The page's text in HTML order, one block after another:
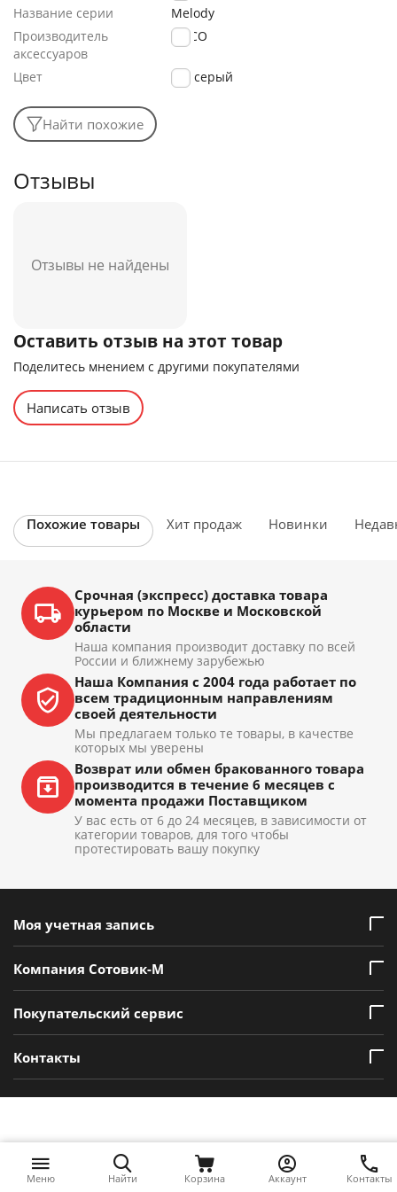
Название серии
Melody
Производитель
аксессуаров
HOCO
Цвет серый
Найти похожие
Отзывы
Отзывы не найдены
Оставить отзыв на этот товар
Поделитесь мнением с другими покупателями
Написать отзыв
Похожие товары Хит продаж Новинки
Срочная (экспресс) доставка товара
курьером по Москве и Московской
области
Наша компания производит доставку по всей
России и ближнему зарубежью
Наша Компания с 2004 года работает по
всем традиционным направлениям
своей деятельности
Мы предлагаем только те товары, в качестве
которых мы уверены
Возврат или обмен бракованного товара
производится в течение 6 месяцев с
момента продажи Поставщиком
У вас есть от 6 до 24 месяцев, в зависимости от
категории товаров, для того чтобы
протестировать вашу покупку
Моя учетная запись
Компания Сотовик-М
Покупательский сервис
Контакты
Меню Найти Корзина Аккаунт Контакты